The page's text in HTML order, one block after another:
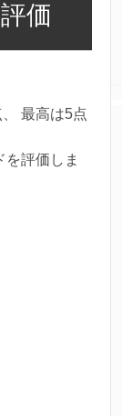
価
、 最高は5点
評価しま